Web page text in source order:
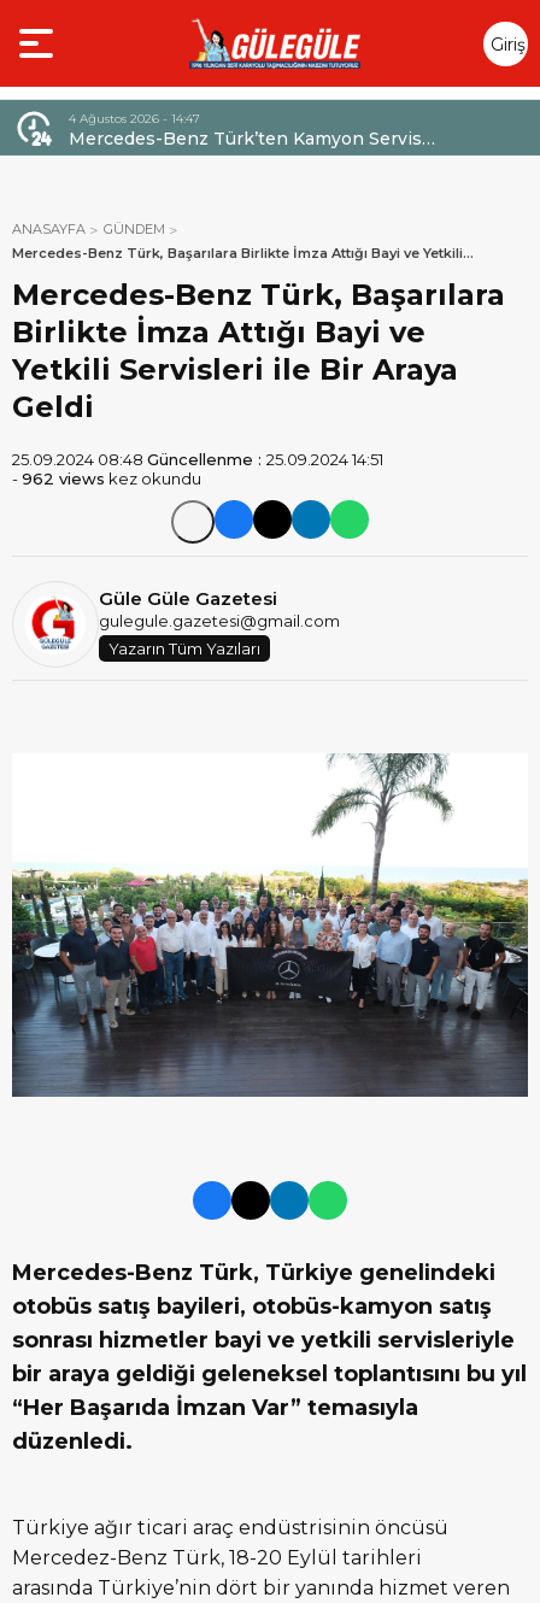
Giriş
Yap
4 Ağustos 2026 - 14:47
Mercedes-Benz Türk’ten Kamyon Servis
Sözleşmelerinde 36 Aya Varan Taksit İmkânı
ANASAYFA
GÜNDEM
Mercedes-Benz Türk, Başarılara Birlikte İmza Attığı Bayi ve Yetkili
Servisleri ile Bir Araya Geldi
Mercedes-Benz Türk, Başarılara
Birlikte İmza Attığı Bayi ve
Yetkili Servisleri ile Bir Araya
Geldi
25.09.2024 08:48 Güncellenme : 25.09.2024 14:51
-962 views kez okundu
Güle Güle Gazetesi
gulegule.gazetesi@gmail.com
Yazarın Tüm Yazıları
Mercedes-Benz Türk, Türkiye genelindeki
otobüs satış bayileri, otobüs-kamyon satış
sonrası hizmetler bayi ve yetkili servisleriyle
bir araya geldiği geleneksel toplantısını bu yıl
“Her Başarıda İmzan Var” temasıyla
düzenledi.
Türkiye ağır ticari araç endüstrisinin öncüsü
Mercedez-Benz Türk, 18-20 Eylül tarihleri
arasında Türkiye’nin dört bir yanında hizmet veren